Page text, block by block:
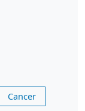
Cancer